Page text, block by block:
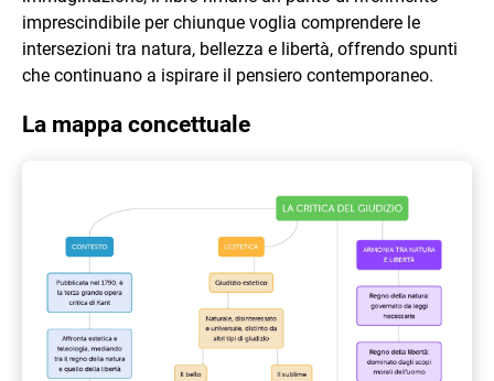
imprescindibile per chiunque voglia comprendere le
intersezioni tra natura, bellezza e libertà, offrendo spunti
che continuano a ispirare il pensiero contemporaneo.
La mappa concettuale